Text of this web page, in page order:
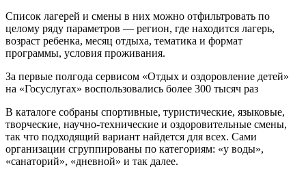
Список лагерей и смены в них можно отфильтровать по
целому ряду параметров — регион, где находится лагерь,
возраст ребенка, месяц отдыха, тематика и формат
программы, условия проживания.
За первые полгода сервисом «Отдых и оздоровление детей»
на «Госуслугах» воспользовались более 300 тысяч раз
В каталоге собраны спортивные, туристические, языковые,
творческие, научно-технические и оздоровительные смены,
так что подходящий вариант найдется для всех. Сами
организации сгруппированы по категориям: «у воды»,
«санаторий», «дневной» и так далее.